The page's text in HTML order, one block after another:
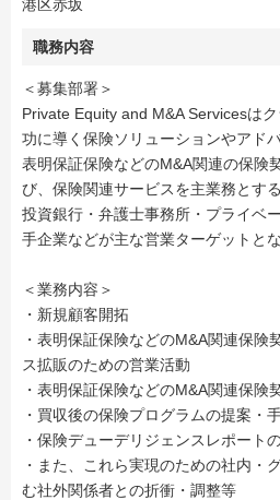
港区赤坂
職務内容
＜募集部署＞
Private Equity and M&A Servicesは
功に導く保険ソリューションやアド
表明保証保険などのM&A関連の保険
び、保険関連サービスを主業務とする
投資銀行・弁護士事務所・プライベ
手企業などが主な営業ターゲットとな
＜業務内容＞
・新規顧客開拓
・表明保証保険などのM&A関連保険
ス拡販のための営業活動
・表明保証保険などのM&A関連保険
・買収後の保険プログラムの提案・
・保険デューデリジェンスレポート
・また、これら実現のための社内・
む社外関係者との折衝・調整等